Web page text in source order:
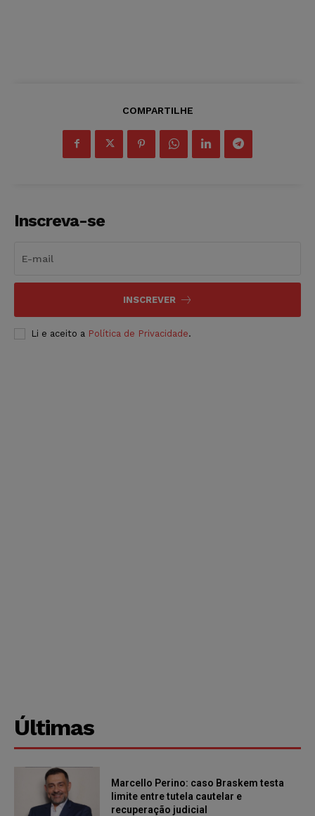
COMPARTILHE
Inscreva-se
INSCREVER
Li e aceito a Política de Privacidade.
Últimas
Marcello Perino: caso Braskem testa
limite entre tutela cautelar e
recuperação judicial